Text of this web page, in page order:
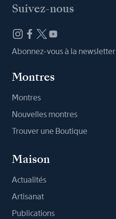
Suivez-nous
Abonnez-vous à la newsletter
Montres
Montres
Nouvelles montres
Trouver une Boutique
Maison
Actualités
Artisanat
Publications